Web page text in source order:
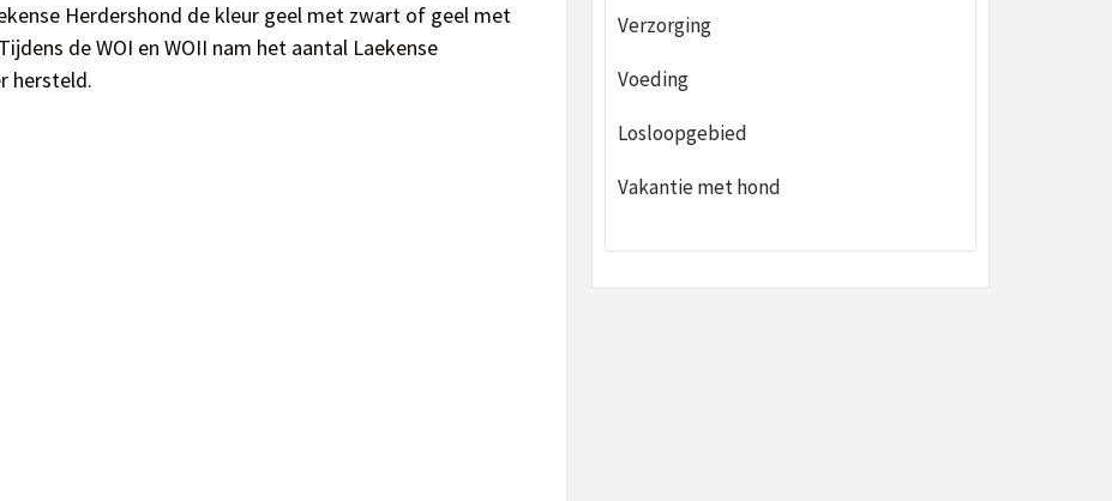
Herdershond de kleur geel met zwart of geel met
de WOI en WOII nam het aantal Laekense
hersteld.
Verzorging
Voeding
Losloopgebied
Vakantie met hond